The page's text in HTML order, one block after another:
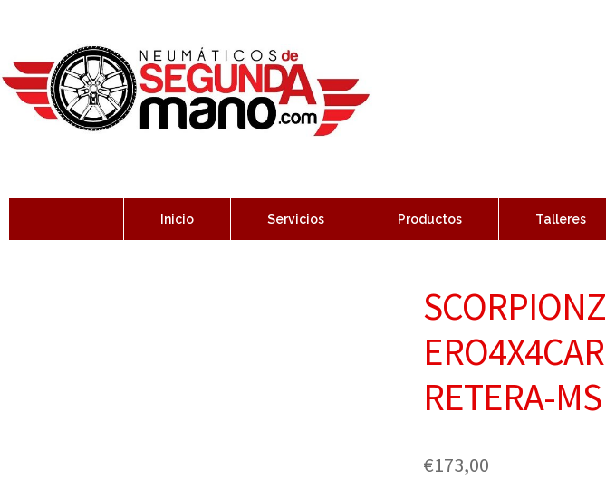
Inicio Servicios Productos Talleres
SCORPIONZ
ERO4X4CAR
RETERA-MS
€173,00